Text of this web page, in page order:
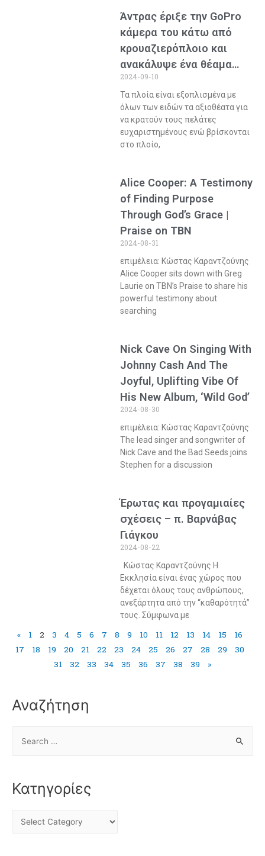
Άντρας έριξε την GoPro
κάμερα του κάτω από
κρουαζιερόπλοιο και
ανακάλυψε ένα θέαμα…
2024-09-10
Τα πλοία είναι εξοπλισμένα με
όλων των ειδών τα αξιοθέατα για
να κρατούν τους πελάτες
ευχαριστημένους ενώ βρίσκονται
στο πλοίο,
Alice Cooper: A Testimony
of Finding Purpose
Through God’s Grace |
Praise on TBN
2024-08-31
επιμέλεια: Κώστας Καραντζούνης
Alice Cooper sits down with Greg
Laurie on TBN’s Praise to share his
powerful testimony about
searching
Nick Cave On Singing With
Johnny Cash And The
Joyful, Uplifting Vibe Of
His New Album, ‘Wild God’
2024-08-30
επιμέλεια: Κώστας Καραντζούνης
The lead singer and songwriter of
Nick Cave and the Bad Seeds joins
Stephen for a discussion
Έρωτας και προγαμιαίες
σχέσεις – π. Βαρνάβας
Γιάγκου
2024-08-22
Κώστας Καραντζούνης Η
Εκκλησία είναι ένας χώρος που
δέχεται όλους τους ανθρώπους,
ανεξάρτητα από την “καθαρότητά”
τους. Σύμφωνα με
« 1 2 3 4 5 6 7 8 9 10 11 12 13 14 15
16
17
18 19 20 21 22 23 24 25 26 27 28 29
30
31
32 33 34 35 36 37 38 39 »
Αναζήτηση
Κατηγορίες